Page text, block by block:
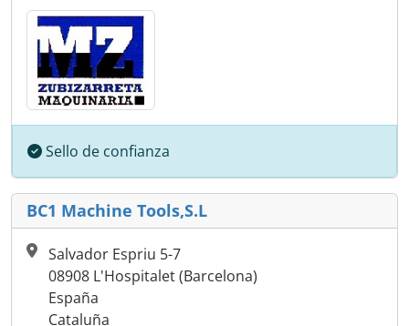
Sello de confianza
BC1 Machine Tools,S.L
Salvador Espriu 5-7
08908 L'Hospitalet (Barcelona)
España
Cataluña